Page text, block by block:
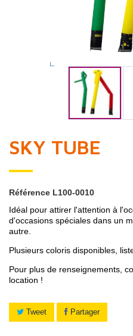
SKY TUBE
Référence L100-0010
Idéal pour attirer l'attention à
d'occasions spéciales dans un
autre.
Plusieurs coloris disponibles,
Pour plus de renseignements,
location !
Tweet Partager